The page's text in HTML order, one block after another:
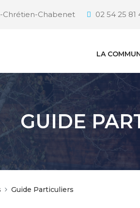
Chrétien-Chabenet 02 54 25 81
LA
GUIDE
Guide Particuliers